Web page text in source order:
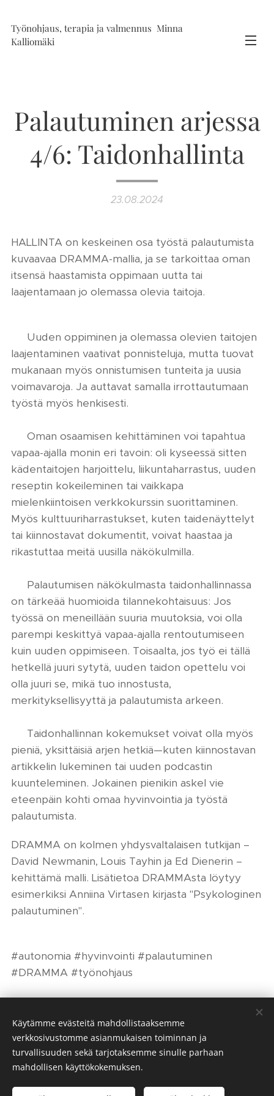
Työnohjaus, terapia ja valmennus Minna
Kalliomäki
Palautuminen arjessa
4/6: Taidonhallinta
23.08.2024
HALLINTA on keskeinen osa työstä palautumista
kuvaavaa DRAMMA-mallia, ja se tarkoittaa oman
itsensä haastamista oppimaan uutta tai
laajentamaan jo olemassa olevia taitoja.
🔶 Uuden oppiminen ja olemassa olevien taitojen
laajentaminen vaativat ponnisteluja, mutta tuovat
mukanaan myös onnistumisen tunteita ja uusia
voimavaroja. Ja auttavat samalla irrottautumaan
työstä myös henkisesti.
🔶 Oman osaamisen kehittäminen voi tapahtua
vapaa-ajalla monin eri tavoin: oli kyseessä sitten
kädentaitojen harjoittelu, liikuntaharrastus, uuden
reseptin kokeileminen tai vaikkapa
mielenkiintoisen verkkokurssin suorittaminen.
Myös kulttuuriharrastukset, kuten taidenäyttelyt
tai kiinnostavat dokumentit, voivat haastaa ja
rikastuttaa meitä uusilla näkökulmilla.
🔶 Palautumisen näkökulmasta taidonhallinnassa
on tärkeää huomioida tilannekohtaisuus: Jos
työssä on meneillään suuria muutoksia, voi olla
parempi keskittyä vapaa-ajalla rentoutumiseen
kuin uuden oppimiseen. Toisaalta, jos työ ei tällä
hetkellä juuri sytytä, uuden taidon opettelu voi
olla juuri se, mikä tuo innostusta,
merkityksellisyyttä ja palautumista arkeen.
🔶 Taidonhallinnan kokemukset voivat olla myös
pieniä, yksittäisiä arjen hetkiä—kuten kiinnostavan
artikkelin lukeminen tai uuden podcastin
kuunteleminen. Jokainen pienikin askel vie
eteenpäin kohti omaa hyvinvointia ja työstä
palautumista.
DRAMMA on kolmen yhdysvaltalaisen tutkijan –
David Newmanin, Louis Tayhin ja Ed Dienerin –
kehittämä malli. Lisätietoa DRAMMAsta löytyy
esimerkiksi Anniina Virtasen kirjasta "Psykologinen
palautuminen".
#autonomia #hyvinvointi #palautuminen
#DRAMMA #työnohjaus
Share
Käytämme evästeitä mahdollistaaksemme
verkkosivustomme asianmukaisen toiminnan ja
turvallisuuden sekä tarjotaksemme sinulle parhaan
mahdollisen käyttökokemuksen.